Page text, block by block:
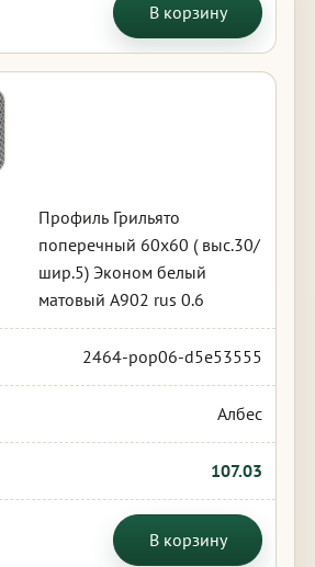
В корзину
Профиль Грильято
поперечный 60х60 ( выс.30/
шир.5) Эконом белый
матовый А902 rus 0.6
2464-pop06-d5e53555
Албес
107.03
В корзину